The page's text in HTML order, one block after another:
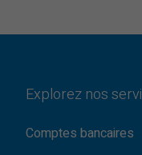
Explorez nos
Comptes bancaires